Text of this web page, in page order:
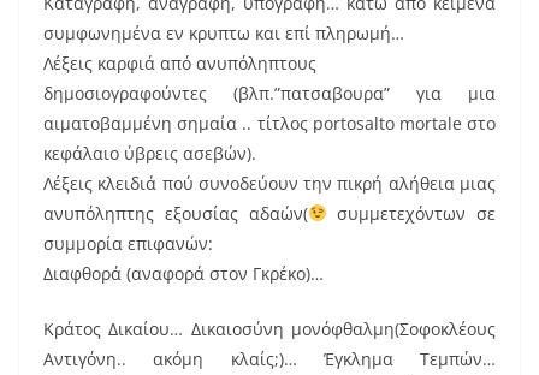
c
e
b
o
o
k
ai
l
er
e
st
συμφωνημένα εν κρυπτω και επί πληρωμή…
Λέξεις καρφιά από ανυπόληπτους
δημοσιογραφούντες (βλπ.”πατσαβουρα” για μια
αιματοβαμμένη σημαία .. τίτλος portosalto mortale στο
κεφάλαιο ύβρεις ασεβών).
Λέξεις κλειδιά πού συνοδεύουν την πικρή αλήθεια μιας
ανυπόληπτης εξουσίας αδαών(
συμμετεχόντων σε
συμμορία επιφανών:
Διαφθορά (αναφορά στον Γκρέκο)…
Κράτος Δικαίου… Δικαιοσύνη μονόφθαλμη(Σοφοκλέους
Αντιγόνη.. ακόμη κλαίς;)… Έγκλημα Τεμπών…